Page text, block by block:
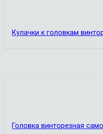
Кулачки к головкам
Головка винторезная